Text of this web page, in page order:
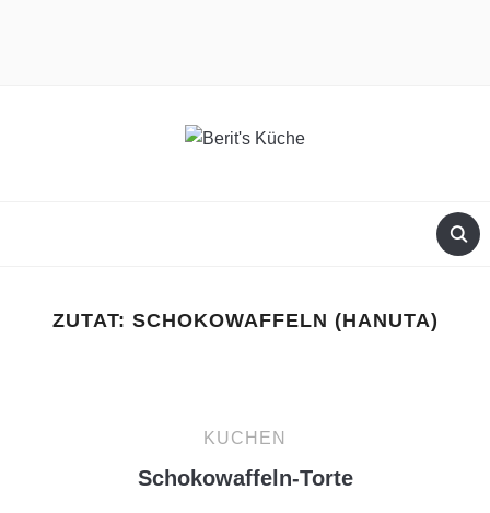
ZUTAT: SCHOKOWAFFELN (HANUTA)
KUCHEN
Schokowaffeln-Torte